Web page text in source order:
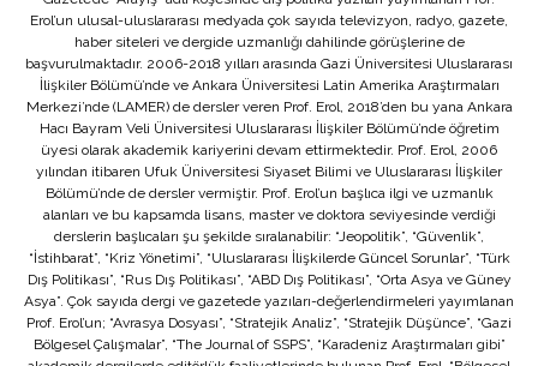
Erol’un ulusal-uluslararası medyada çok sayıda televizyon, radyo, gazete,
haber siteleri ve dergide uzmanlığı dahilinde görüşlerine de
başvurulmaktadır. 2006-2018 yılları arasında Gazi Üniversitesi Uluslararası
İlişkiler Bölümü’nde ve Ankara Üniversitesi Latin Amerika Araştırmaları
Merkezi’nde (LAMER) de dersler veren Prof. Erol, 2018’den bu yana Ankara
Hacı Bayram Veli Üniversitesi Uluslararası İlişkiler Bölümü’nde öğretim
üyesi olarak akademik kariyerini devam ettirmektedir. Prof. Erol, 2006
yılından itibaren Ufuk Üniversitesi Siyaset Bilimi ve Uluslararası İlişkiler
Bölümü’nde de dersler vermiştir. Prof. Erol’un başlıca ilgi ve uzmanlık
alanları ve bu kapsamda lisans, master ve doktora seviyesinde verdiği
derslerin başlıcaları şu şekilde sıralanabilir: “Jeopolitik”, “Güvenlik”,
“İstihbarat”, “Kriz Yönetimi”, “Uluslararası İlişkilerde Güncel Sorunlar”, “Türk
Dış Politikası”, “Rus Dış Politikası”, “ABD Dış Politikası”, “Orta Asya ve Güney
Asya”. Çok sayıda dergi ve gazetede yazıları-değerlendirmeleri yayımlanan
Prof. Erol’un; “Avrasya Dosyası”, “Stratejik Analiz”, “Stratejik Düşünce”, “Gazi
Bölgesel Çalışmalar”, “The Journal of SSPS”, “Karadeniz Araştırmaları gibi”